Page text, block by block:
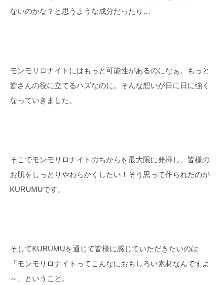
ないのかな？と思うような成分だったり…
モンモリロナイトにはもっと可能性があるのになぁ。もっと
皆さんの役に立てるハズなのに。そんな想いが日に日に強く
なっていきました。
そこでモンモリロナイトのちからを最大限に発揮し、皆様の
お肌をしっとりやわらかくしたい！そう思って作られたのが
KURUMUです。
そしてKURUMUを通じて皆様に感じていただきたいのは
「モンモリロナイトってこんなにおもしろい素材なんですよ
～」ということ。